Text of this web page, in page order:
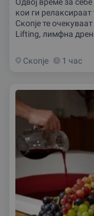
кои ги
Скопје те
Lifting, лимфна
Скопjе 1 час